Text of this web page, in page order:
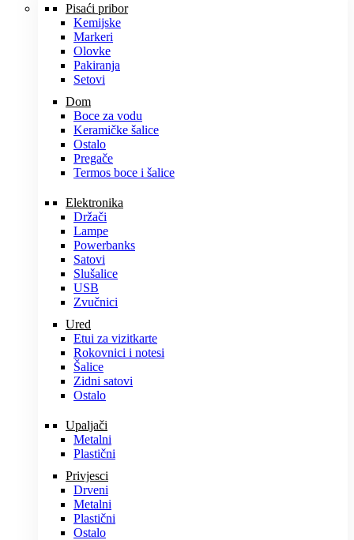
Pisaći pribor
Kemijske
Markeri
Olovke
Pakiranja
Setovi
Dom
Boce za vodu
Keramičke šalice
Ostalo
Pregače
Termos boce i šalice
Elektronika
Držači
Lampe
Powerbanks
Satovi
Slušalice
USB
Zvučnici
Ured
Etui za vizitkarte
Rokovnici i notesi
Šalice
Zidni satovi
Ostalo
Upaljači
Metalni
Plastični
Privjesci
Drveni
Metalni
Plastični
Ostalo